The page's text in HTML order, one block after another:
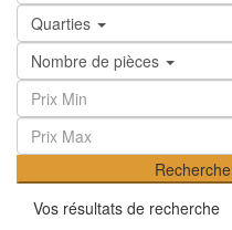
Quarties
Nombre de pièces
Vos résultats de recherche